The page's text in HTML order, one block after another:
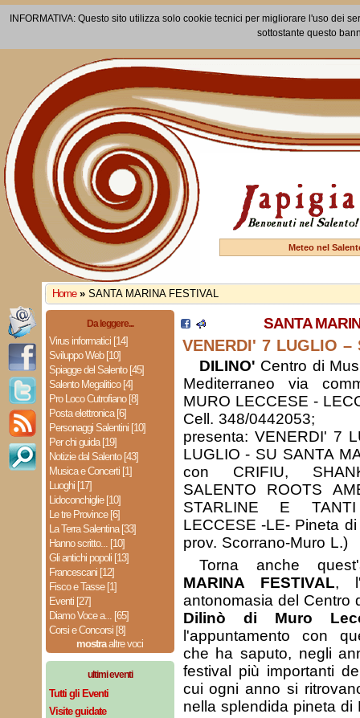
INFORMATIVA: Questo sito utilizza solo cookie tecnici per migliorare l'uso dei
sottostante questo
Meteo nel
Home » SANTA MARINA FESTIVAL
Da leggere...
Virus informatici [14]
Sviluppo Web [10]
Spiagge del Salento [45]
Salento Megalitico [4]
Pro Loco Cutrofiano [8]
Posta elettronica [6]
Personaggi Salentini [10]
Per chi guida [19]
Notizie dal Salento [43]
Musica e Concerti [1]
Luoghi [17]
Lidoconchiglie [10]
Le tre Province [6]
La Terra Salentina [33]
Hanno scritto... [10]
Gli antichi popoli [13]
Francescani [12]
Fisco e Tasse [1]
Eventi [27]
Diamo Voce a... [65]
Corsi e Concorsi [8]
mostraaltre voci
ultimi eventi
Tutti gli Eventi
Visite guidate
SANTA
VENERDI' 7 LUGLIO –
DILINO' Centro di
Mediterraneo via
MURO LECCESE -
Cell. 348/0442053;
presenta: VENERDI' 7
LUGLIO - SU SANTA
con CRIFIU,
SALENTO ROOTS
STARLINE E
LECCESE -LE- Pineta
prov. Scorrano-Muro L.)
Torna anche
MARINA FESTIVAL,
antonomasia del Centro
Dilinò di Muro
l'appuntamento con
che ha saputo, negli
festival più importanti
cui ogni anno si
nella splendida pineta di